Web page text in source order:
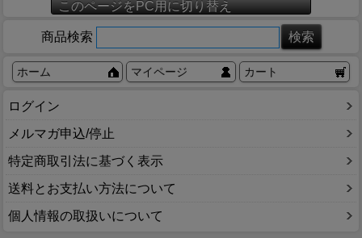
このページをPC用に切り替え
商品検索
ホーム マイページ カート
ログイン
メルマガ申込/停止
特定商取引法に基づく表示
送料とお支払い方法について
個人情報の取扱いについて